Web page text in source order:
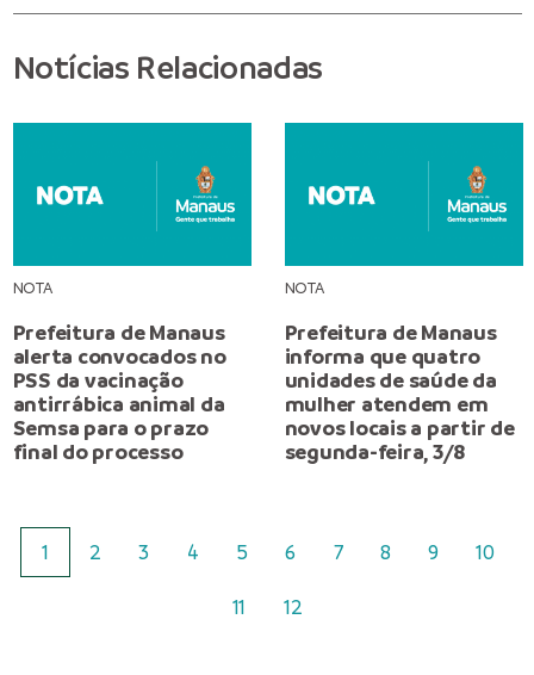
Notícias Relacionadas
NOTA
Prefeitura de Manaus
alerta convocados no
PSS da vacinação
antirrábica animal da
Semsa para o prazo
final do processo
NOTA
Prefeitura de Manaus
informa que quatro
unidades de saúde da
mulher atendem em
novos locais a partir de
segunda-feira, 3/8
1 2 3 4 5 6 7 8 9 10
11 12